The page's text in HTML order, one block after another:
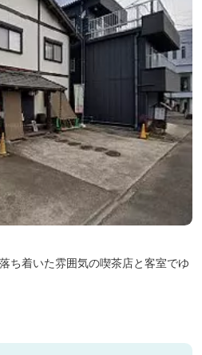
ち着いた雰囲気の喫茶店と客室でゆ